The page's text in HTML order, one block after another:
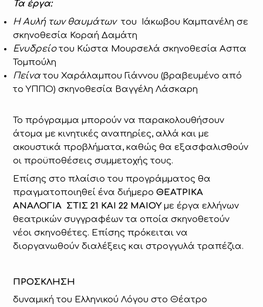
Τα έργα:
Η Αυλή των θαυμάτωντου Ιάκωβου Καμπανέλη σε
σκηνοθεσία Κοραή Δαμάτη
Ενυδρείοτου Κώστα Μουρσελά σκηνοθεσία Ασπα
Τομπούλη
Πείνατου Χαράλαμπου Γιάννου (βραβευμένο από
το ΥΠΠΟ) σκηνοθεσία Βαγγέλη Λάσκαρη
Το πρόγραμμα μπορούν να παρακολουθήσουν
άτομα με κινητικές αναπηρίες, αλλά και με
ακουστικά προβλήματα, καθώς θα εξασφαλισθούν
οι προϋποθέσεις συμμετοχής τους.
Επίσης στο πλαίσιο του προγράμματος θα
πραγματοποιηθεί ένα διήμεροΘΕΑΤΡΙΚΑ
ΑΝΑΛΟΓΙΑ ΣΤΙΣ 21 ΚΑΙ 22 ΜΑΙΟΥμε έργα ελλήνων
θεατρικών συγγραφέων τα οποία σκηνοθετούν
νέοι σκηνοθέτες. Επίσης πρόκειται να
διοργανωθούν διαλέξεις και στρογγυλά τραπέζια.
ΠΡΟΣΚΛΗΣH
δυναμική του Ελληνικού Λόγου στο Θέατρο